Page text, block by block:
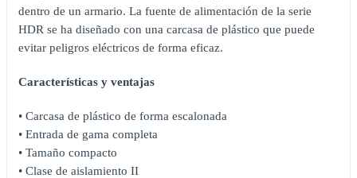
dentro de un armario. La fuente de alimentación de la serie
HDR se ha diseñado con una carcasa de plástico que puede
evitar peligros eléctricos de forma eficaz.
Características y ventajas
• Carcasa de plástico de forma escalonada
• Entrada de gama completa
• Tamaño compacto
• Clase de aislamiento II